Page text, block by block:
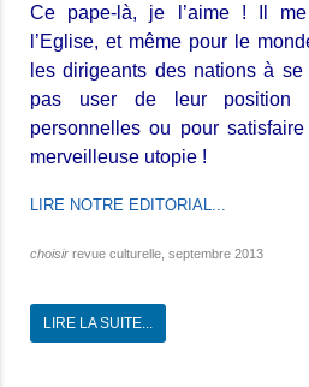
Ce pape-là, je l’aime ! Il me
l’Eglise, et même pour le
les dirigeants des nations à
pas user de leur position
personnelles ou pour
merveilleuse utopie !
LIRE NOTRE EDITORIAL...
choisir revue culturelle, septembre 2013
LIRE LA SUITE...